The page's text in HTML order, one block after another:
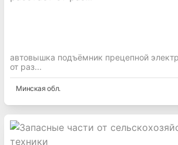
автовышка подъёмник прецепной
от раз...
Минская обл.